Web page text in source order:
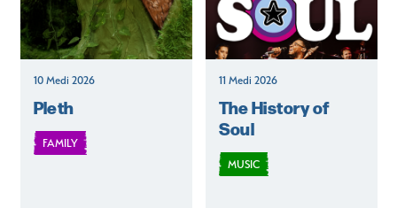
10 Medi 2026
Pleth
FAMILY
11 Medi 2026
The History of
Soul
MUSIC